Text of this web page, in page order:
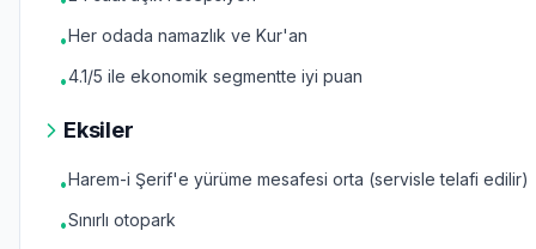
•Her odada namazlık ve Kur'an
•4.1/5 ile ekonomik segmentte iyi puan
Eksiler
•Harem-i Şerif'e yürüme mesafesi orta (servisle telafi edilir)
•Sınırlı otopark